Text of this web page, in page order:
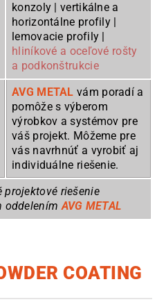
konzoly | vertikálne a
horizontálne profily |
lemovacie profily |
hliníkové a oceľové rošty
a podkonštrukcie
AVG METAL vám poradí a
pomôže s výberom
výrobkov a systémov pre
váš projekt. Môžeme pre
vás navrhnúť a vyrobiť aj
individuálne riešenie.
projektové riešenie
oddelením AVG METAL
COATING